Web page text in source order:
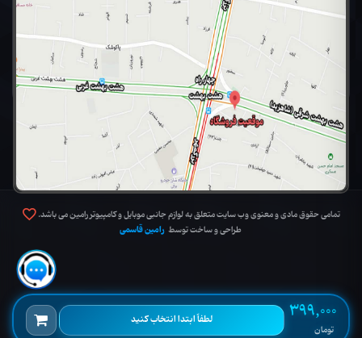
399,000
تومان
لطفاً ابتدا انتخاب کنید
تمامی حقوق مادی و معنوی وب سایت متعلق به لوازم جانبی موبایل و کامپیوتر رامین می باشد.
طراحی و ساخت توسط رامین قاسمی